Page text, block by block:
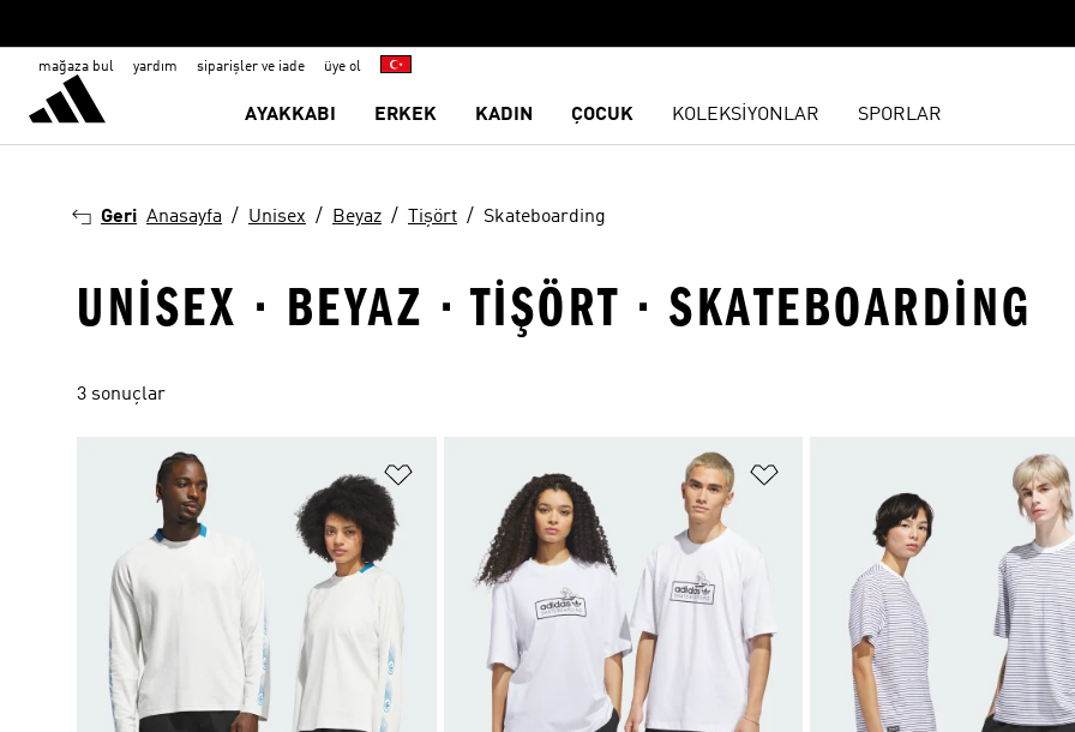
mağaza bul yardım siparişler ve iade üye ol
AYAKKABI ERKEK KADIN ÇOCUK KOLEKSİYONLAR SPORLAR
Geri Anasayfa Unisex Beyaz Tişört Skateboarding
UNISEX · BEYAZ · TIŞÖRT · SKATEBOARDING
3 sonuçlar
Favori Listesine Ekle